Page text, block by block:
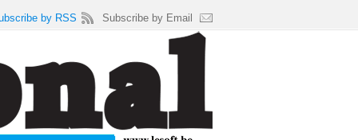
by RSS Subscribe by Email